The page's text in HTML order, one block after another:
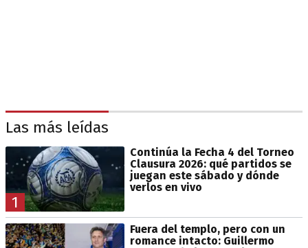
Las más leídas
1
Continúa la Fecha 4 del Torneo
Clausura 2026: qué partidos se
juegan este sábado y dónde
verlos en vivo
Fuera del templo, pero con un
romance intacto: Guillermo